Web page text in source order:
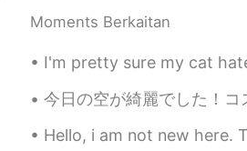
は蟹🦀も買いたいです。
ようこ葉子YOKO
JP EN
茶 を作りました。
Moments Berkaitan
I'm pretty sure my cat hates me right now! but he looks so
今日の空が綺麗でした！コストコの駐車場で撮りました。日没後、月が見えます！🌙✨ 空は澄んでいるから、もっと暗闇になると、
Hello, i am not new here. This is my new account. If you were my